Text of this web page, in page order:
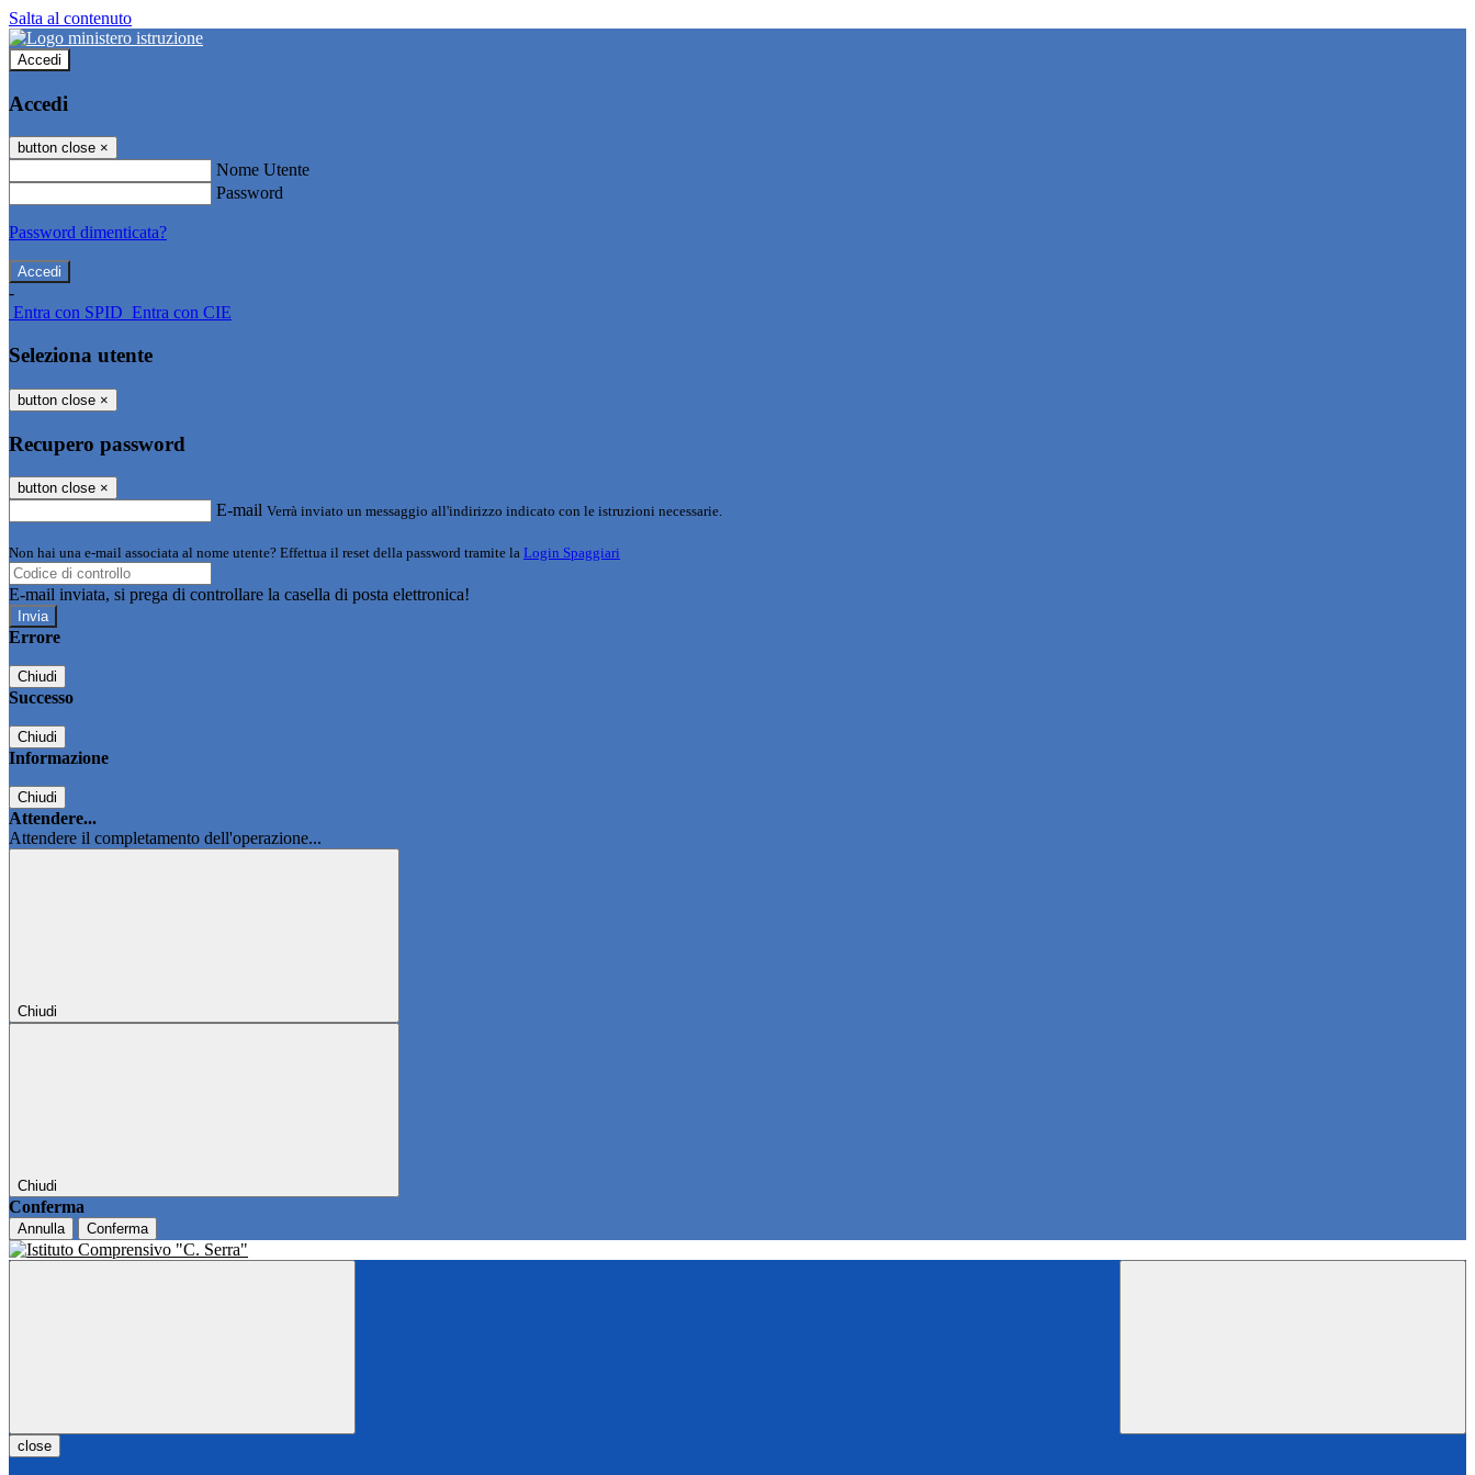
Salta al contenuto
Accedi
Accedi
button close ×
Nome Utente
Password
Password dimenticata?
-
Entra con SPID Entra con CIE
Seleziona utente
button close ×
Recupero password
button close ×
E-mail Verrà inviato un messaggio all'indirizzo indicato con le istruzioni necessarie.
Non hai una e-mail associata al nome utente? Effettua il reset della password tramite la Login Spaggiari
E-mail inviata, si prega di controllare la casella di posta elettronica!
Errore
Chiudi
Successo
Chiudi
Informazione
Chiudi
Attendere...
Attendere il completamento dell'operazione...
Chiudi
Chiudi
Conferma
Annulla Conferma
close